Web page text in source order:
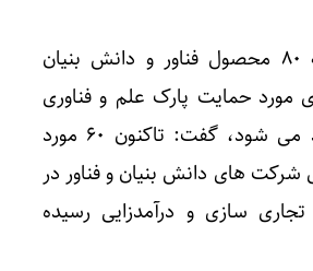
وی با بیان اینکه ۸۰ محصول فناور و دانش بنیان
حمایت پارک علم و فناوری
استان ایلام تولید می شود، گفت: تاکنون ۶۰ مورد
های دانش بنیان و فناور در
سازی و درآمدزایی رسیده